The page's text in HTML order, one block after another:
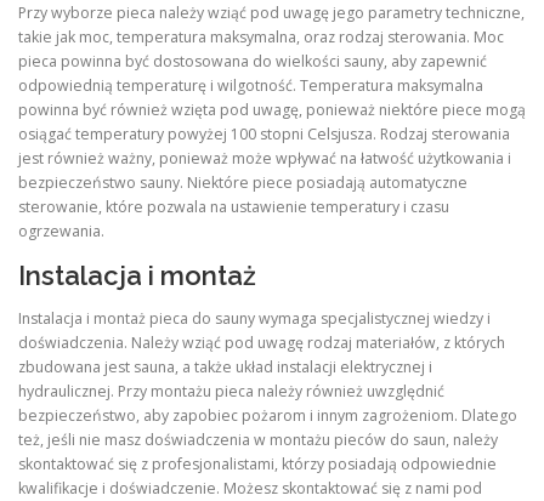
Przy wyborze pieca należy wziąć pod uwagę jego parametry techniczne,
takie jak moc, temperatura maksymalna, oraz rodzaj sterowania. Moc
pieca powinna być dostosowana do wielkości sauny, aby zapewnić
odpowiednią temperaturę i wilgotność. Temperatura maksymalna
powinna być również wzięta pod uwagę, ponieważ niektóre piece mogą
osiągać temperatury powyżej 100 stopni Celsjusza. Rodzaj sterowania
jest również ważny, ponieważ może wpływać na łatwość użytkowania i
bezpieczeństwo sauny. Niektóre piece posiadają automatyczne
sterowanie, które pozwala na ustawienie temperatury i czasu
ogrzewania.
Instalacja i montaż
Instalacja i montaż pieca do sauny wymaga specjalistycznej wiedzy i
doświadczenia. Należy wziąć pod uwagę rodzaj materiałów, z których
zbudowana jest sauna, a także układ instalacji elektrycznej i
hydraulicznej. Przy montażu pieca należy również uwzględnić
bezpieczeństwo, aby zapobiec pożarom i innym zagrożeniom. Dlatego
też, jeśli nie masz doświadczenia w montażu pieców do saun, należy
skontaktować się z profesjonalistami, którzy posiadają odpowiednie
kwalifikacje i doświadczenie. Możesz skontaktować się z nami pod